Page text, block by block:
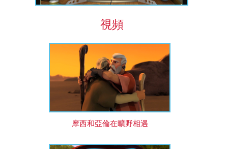
視頻
摩西和亞倫在曠野相遇